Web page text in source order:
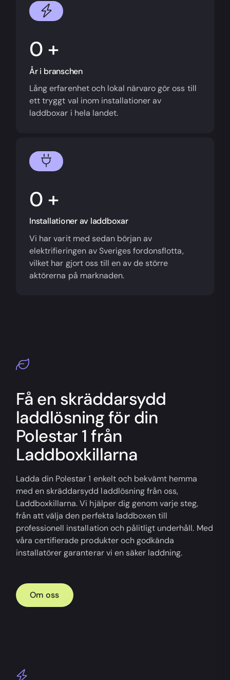
+
År i branschen
Lång erfarenhet och lokal närvaro gör oss till
ett tryggt val inom installationer av
laddboxar i hela landet.
+
Installationer av laddboxar
Vi har varit med sedan början av
elektrifieringen av Sveriges fordonsflotta,
vilket har gjort oss till en av de större
aktörerna på marknaden.
Få en skräddarsydd
laddlösning för din
Polestar 1 från
Laddboxkillarna
Ladda din Polestar 1 enkelt och bekvämt hemma
med en skräddarsydd laddlösning från oss,
Laddboxkillarna. Vi hjälper dig genom varje steg,
från att välja den perfekta laddboxen till
professionell installation och pålitligt underhåll. Med
våra certifierade produkter och godkända
installatörer garanterar vi en säker laddning.
Om oss